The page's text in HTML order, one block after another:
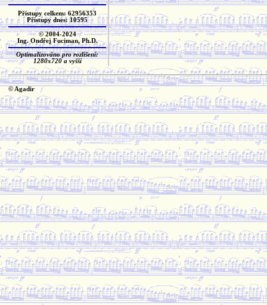
Přístupy celkem: 62956353
Přístupy dnes: 10595
© 2004-2024
Ing. Ondřej Fuciman, Ph.D.
Optimalizováno pro rozlišení:
1280x720 a vyšší
© Agadir